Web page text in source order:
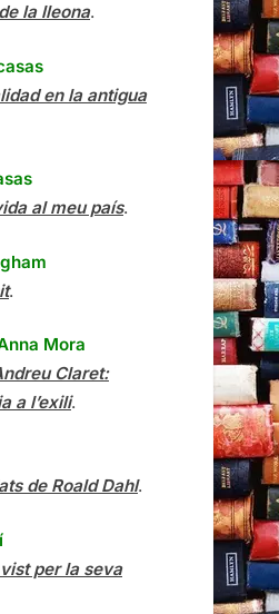
la lleona.
en la antigua
al meu país.
.
Mora
Claret:
a l’exili.
de Roald Dahl.
per la seva